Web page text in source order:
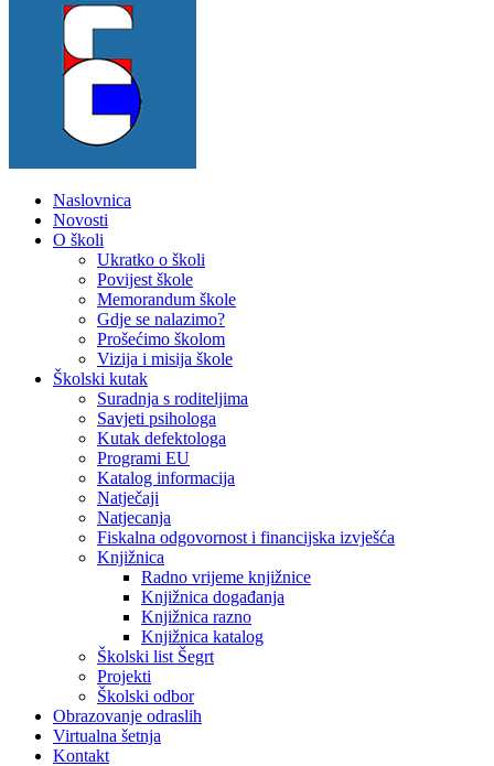
Naslovnica
Novosti
O školi
Ukratko o školi
Povijest škole
Memorandum škole
Gdje se nalazimo?
Prošećimo školom
Vizija i misija škole
Školski kutak
Suradnja s roditeljima
Savjeti psihologa
Kutak defektologa
Programi EU
Katalog informacija
Natječaji
Natjecanja
Fiskalna odgovornost i financijska izvješća
Knjižnica
Radno vrijeme knjižnice
Knjižnica događanja
Knjižnica razno
Knjižnica katalog
Školski list Šegrt
Projekti
Školski odbor
Obrazovanje odraslih
Virtualna šetnja
Kontakt